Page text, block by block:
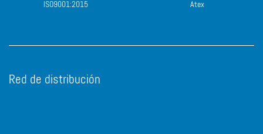
ISO9001:2015 Atex
Red de distribución